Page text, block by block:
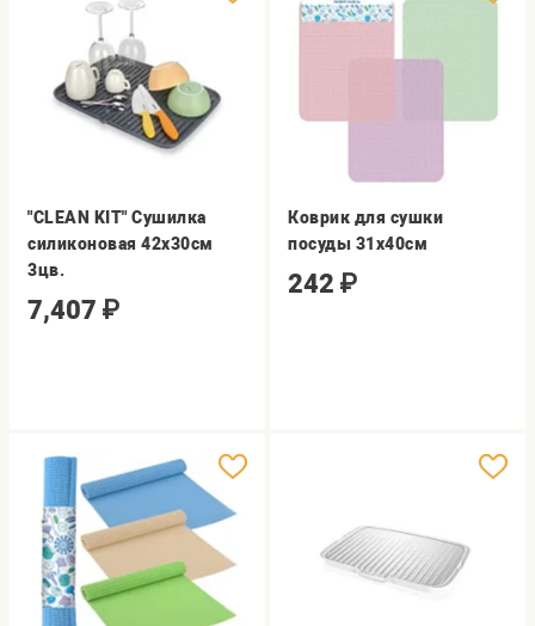
"CLEAN KIT" Сушилка
силиконовая 42х30см
3цв.
7,407 ₽
Коврик для сушки
посуды 31х40см
242 ₽